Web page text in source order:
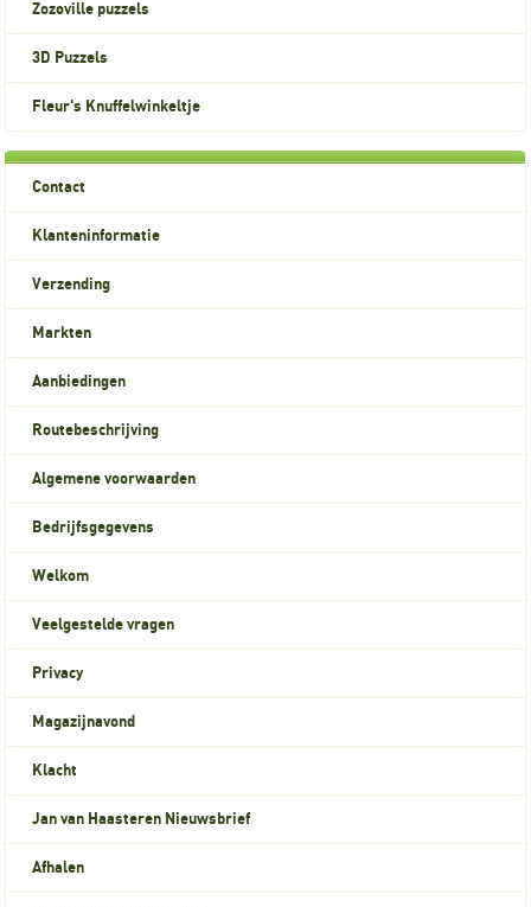
Zozoville puzzels
3D Puzzels
Fleur's Knuffelwinkeltje
Contact
Klanteninformatie
Verzending
Markten
Aanbiedingen
Routebeschrijving
Algemene voorwaarden
Bedrijfsgegevens
Welkom
Veelgestelde vragen
Privacy
Magazijnavond
Klacht
Jan van Haasteren Nieuwsbrief
Afhalen